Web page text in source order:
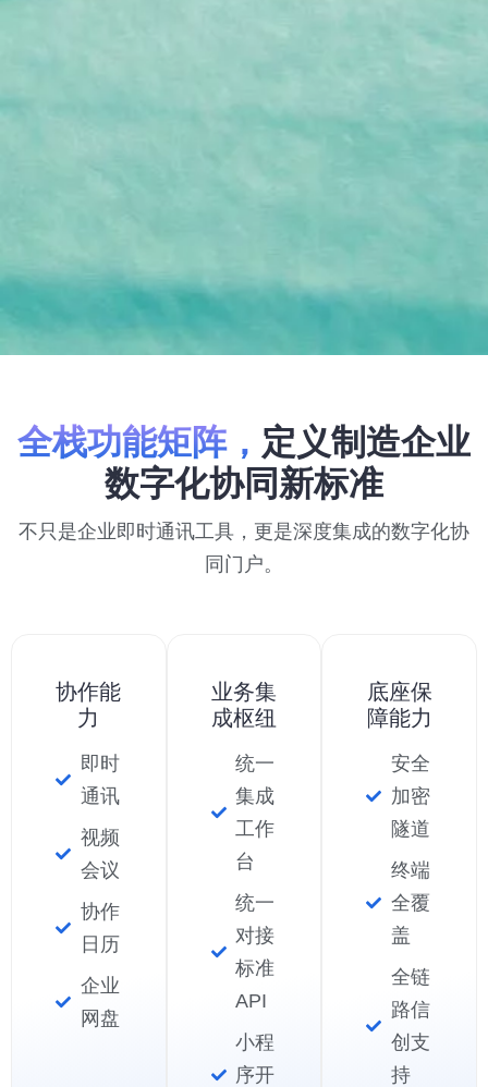
全栈功能矩阵， 定义制造企业
数字化协同新标准
不只是企业即时通讯工具，更是深度集成的数字化协
同门户。
协作能
力
即时
通讯
视频
会议
协作
日历
企业
网盘
业务集
成枢纽
统一
集成
工作
台
统一
对接
标准
API
小程
序开
底座保
障能力
安全
加密
隧道
终端
全覆
盖
全链
路信
创支
持